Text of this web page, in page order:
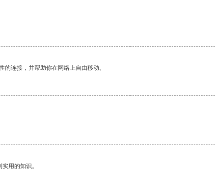
连接，并帮助你在网络上自由移动。
用的知识。